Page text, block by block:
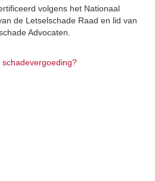
volgens het Nationaal
de Letselschade Raad en lid van
Advocaten.